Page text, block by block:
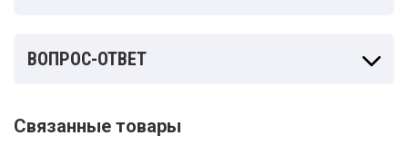
ВОПРОС-ОТВЕТ
Связанные товары